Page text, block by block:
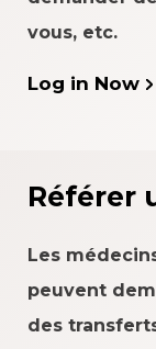
vous, etc.
Log in Now
Référer
Les
peuvent
des